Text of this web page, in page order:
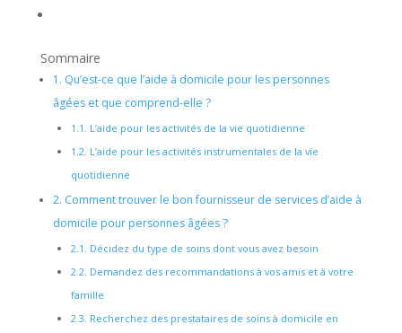
Sommaire
1. Qu’est-ce que l’aide à domicile pour les personnes
âgées et que comprend-elle ?
1.1. L’aide pour les activités de la vie quotidienne
1.2. L’aide pour les activités instrumentales de la vie
quotidienne
2. Comment trouver le bon fournisseur de services d’aide à
domicile pour personnes âgées ?
2.1. Décidez du type de soins dont vous avez besoin
2.2. Demandez des recommandations à vos amis et à votre
famille
2.3. Recherchez des prestataires de soins à domicile en